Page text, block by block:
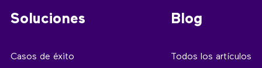
Soluciones
Casos de éxito
Blog
Todos los artículos